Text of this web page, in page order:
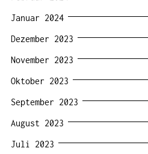
Januar 2024
Dezember 2023
November 2023
Oktober 2023
September 2023
August 2023
Juli 2023